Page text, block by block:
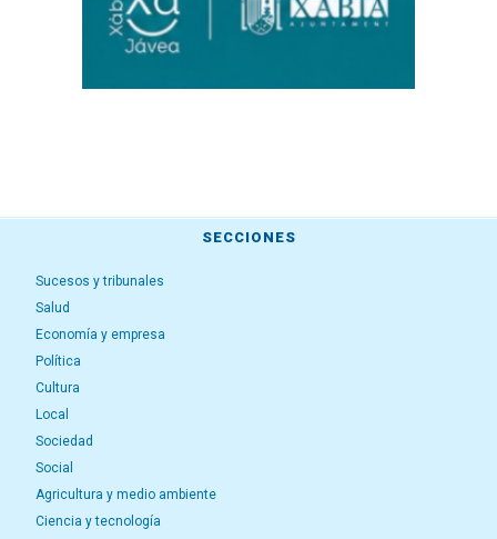
SECCIONES
Sucesos y tribunales
Salud
Economía y empresa
Política
Cultura
Local
Sociedad
Social
Agricultura y medio ambiente
Ciencia y tecnología